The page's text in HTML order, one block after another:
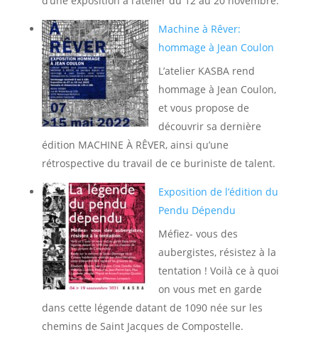
Machine à Rêver:
hommage à Jean Coulon
L’atelier KASBA rend
hommage à Jean Coulon,
et vous propose de
découvrir sa dernière
édition MACHINE À RÊVER, ainsi qu’une
rétrospective du travail de ce buriniste de talent.
Exposition de l’édition du
Pendu Dépendu
Méfiez- vous des
aubergistes, résistez à la
tentation ! Voilà ce à quoi
on vous met en garde
dans cette légende datant de 1090 née sur les
chemins de Saint Jacques de Compostelle.